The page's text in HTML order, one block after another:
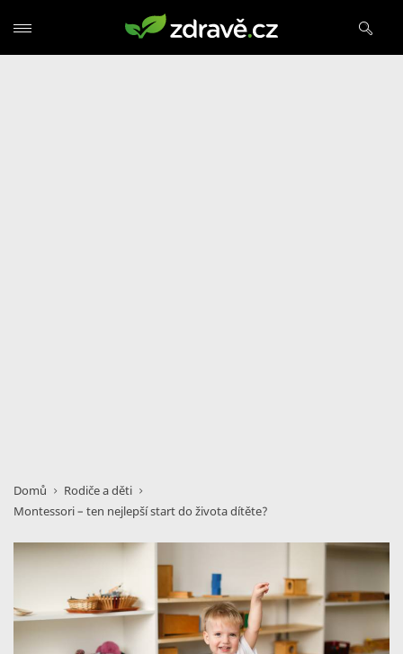
Domů
Rodiče a děti
Montessori – ten nejlepší start do života dítěte?